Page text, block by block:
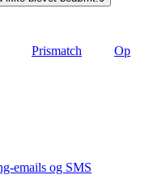
Prismatch
Op
emails og SMS